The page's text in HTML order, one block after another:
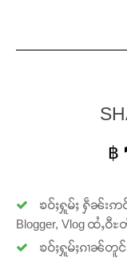
฿
ၶဝ်ႈႁူမ်ႈ ႁဵၼ်းဢဝ်
Blogger, Vlog ထႆ
ၶဝ်ႈႁူမ်ႈၵၢၼ်တူ